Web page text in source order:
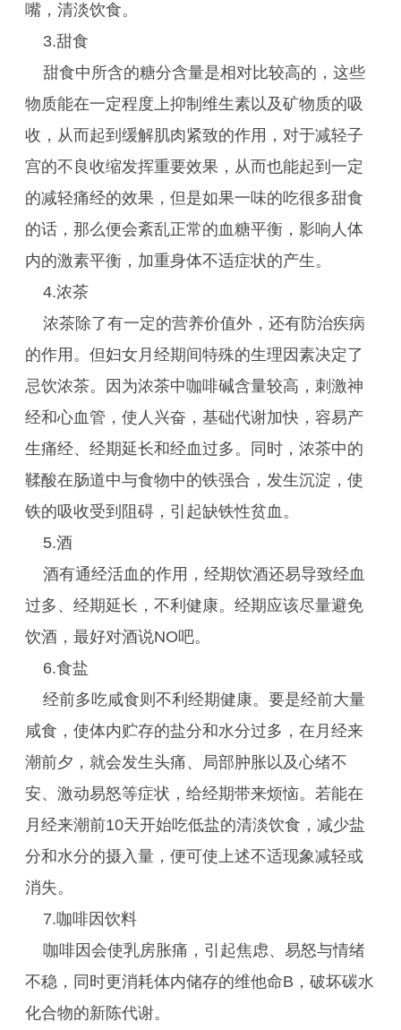
嘴，清淡饮食。
3.甜食
甜食中所含的糖分含量是相对比较高的，这些
物质能在一定程度上抑制维生素以及矿物质的吸
收，从而起到缓解肌肉紧致的作用，对于减轻子
宫的不良收缩发挥重要效果，从而也能起到一定
的减轻痛经的效果，但是如果一味的吃很多甜食
的话，那么便会紊乱正常的血糖平衡，影响人体
内的激素平衡，加重身体不适症状的产生。
4.浓茶
浓茶除了有一定的营养价值外，还有防治疾病
的作用。但妇女月经期间特殊的生理因素决定了
忌饮浓茶。因为浓茶中咖啡碱含量较高，刺激神
经和心血管，使人兴奋，基础代谢加快，容易产
生痛经、经期延长和经血过多。同时，浓茶中的
鞣酸在肠道中与食物中的铁强合，发生沉淀，使
铁的吸收受到阻碍，引起缺铁性贫血。
5.酒
酒有通经活血的作用，经期饮酒还易导致经血
过多、经期延长，不利健康。经期应该尽量避免
饮酒，最好对酒说NO吧。
6.食盐
经前多吃咸食则不利经期健康。要是经前大量
咸食，使体内贮存的盐分和水分过多，在月经来
潮前夕，就会发生头痛、局部肿胀以及心绪不
安、激动易怒等症状，给经期带来烦恼。若能在
月经来潮前10天开始吃低盐的清淡饮食，减少盐
分和水分的摄入量，便可使上述不适现象减轻或
消失。
7.咖啡因饮料
咖啡因会使乳房胀痛，引起焦虑、易怒与情绪
不稳，同时更消耗体内储存的维他命B，破坏碳水
化合物的新陈代谢。